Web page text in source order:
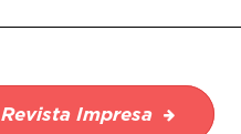
Revista Impresa